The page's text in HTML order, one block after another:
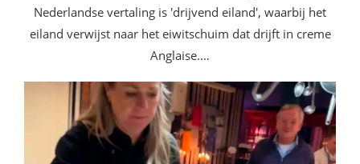
Nederlandse vertaling is 'drijvend eiland', waarbij het
eiland verwijst naar het eiwitschuim dat drijft in creme
Anglaise.…